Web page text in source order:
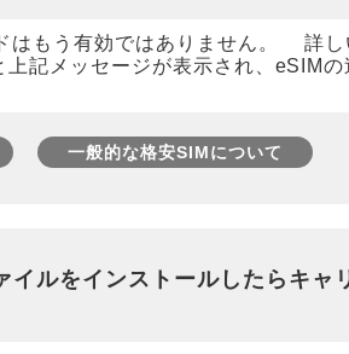
はもう有効ではありません。 詳
記メッセージが表示され、eSIM
一般的な格安SIMについて
ルをインストールしたらキャ